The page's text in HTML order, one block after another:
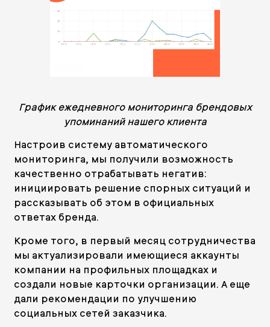
График ежедневного мониторинга брендовых
упоминаний нашего клиента
Настроив систему автоматического
мониторинга, мы получили возможность
качественно отрабатывать негатив:
инициировать решение спорных ситуаций и
рассказывать об этом в официальных
ответах бренда.
Кроме того, в первый месяц сотрудничества
мы актуализировали имеющиеся аккаунты
компании на профильных площадках и
создали новые карточки организации. А еще
дали рекомендации по улучшению
социальных сетей заказчика.